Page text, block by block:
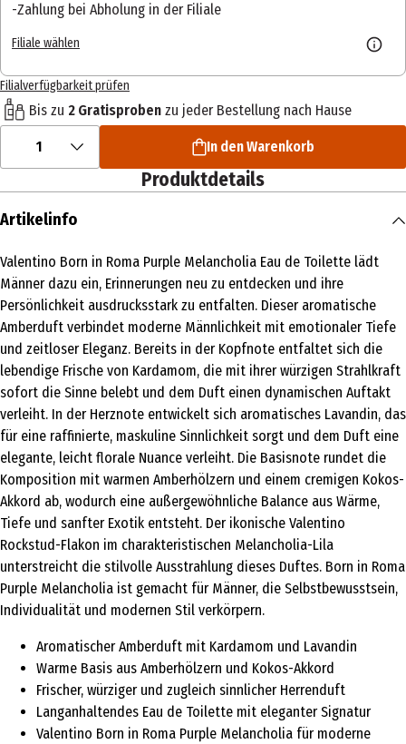
Zahlung bei Abholung in der Filiale
Filiale wählen
Filialverfügbarkeit prüfen
Bis zu 2 Gratisproben zu jeder Bestellung nach Hause
1 In den Warenkorb
Produktdetails
Artikelinfo
Valentino Born in Roma Purple Melancholia Eau de Toilette lädt
Männer dazu ein, Erinnerungen neu zu entdecken und ihre
Persönlichkeit ausdrucksstark zu entfalten. Dieser aromatische
Amberduft verbindet moderne Männlichkeit mit emotionaler Tiefe
und zeitloser Eleganz. Bereits in der Kopfnote entfaltet sich die
lebendige Frische von Kardamom, die mit ihrer würzigen Strahlkraft
sofort die Sinne belebt und dem Duft einen dynamischen Auftakt
verleiht. In der Herznote entwickelt sich aromatisches Lavandin, das
für eine raffinierte, maskuline Sinnlichkeit sorgt und dem Duft eine
elegante, leicht florale Nuance verleiht. Die Basisnote rundet die
Komposition mit warmen Amberhölzern und einem cremigen Kokos-
Akkord ab, wodurch eine außergewöhnliche Balance aus Wärme,
Tiefe und sanfter Exotik entsteht. Der ikonische Valentino
Rockstud-Flakon im charakteristischen Melancholia-Lila
unterstreicht die stilvolle Ausstrahlung dieses Duftes. Born in Roma
Purple Melancholia ist gemacht für Männer, die Selbstbewusstsein,
Individualität und modernen Stil verkörpern.
Aromatischer Amberduft mit Kardamom und Lavandin
Warme Basis aus Amberhölzern und Kokos-Akkord
Frischer, würziger und zugleich sinnlicher Herrenduft
Langanhaltendes Eau de Toilette mit eleganter Signatur
Valentino Born in Roma Purple Melancholia für moderne